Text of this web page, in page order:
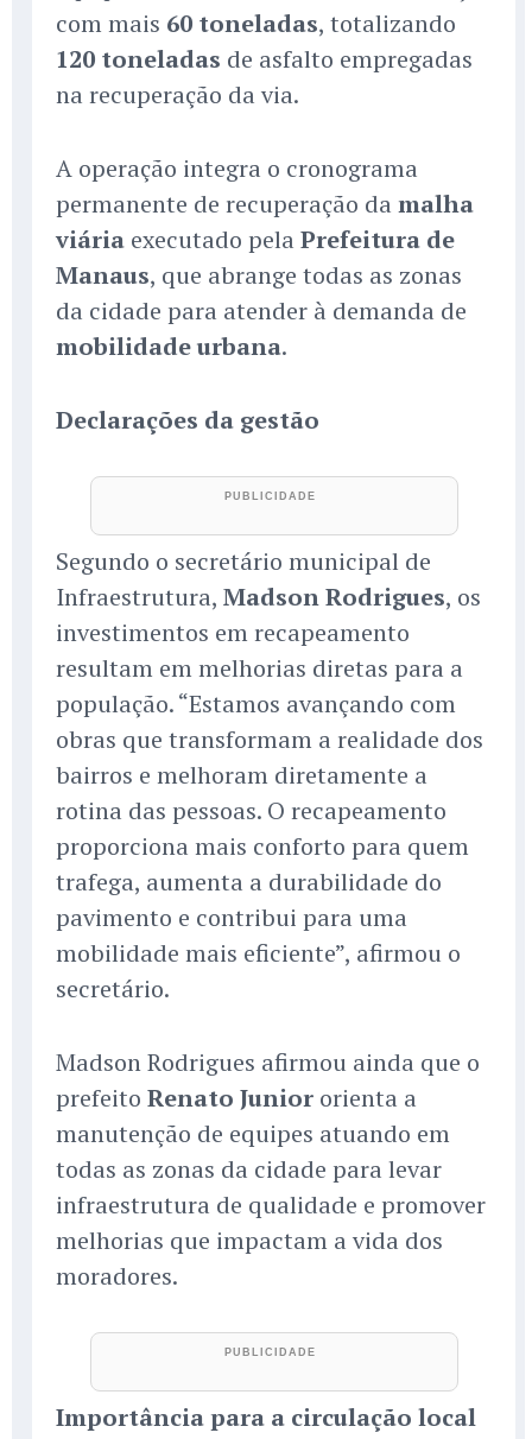
com mais 60 toneladas, totalizando
120 toneladas de asfalto empregadas
na recuperação da via.
A operação integra o cronograma
permanente de recuperação da malha
viária executado pela Prefeitura de
Manaus, que abrange todas as zonas
da cidade para atender à demanda de
mobilidade urbana.
Declarações da gestão
Segundo o secretário municipal de
Infraestrutura, Madson Rodrigues, os
investimentos em recapeamento
resultam em melhorias diretas para a
população. “Estamos avançando com
obras que transformam a realidade dos
bairros e melhoram diretamente a
rotina das pessoas. O recapeamento
proporciona mais conforto para quem
trafega, aumenta a durabilidade do
pavimento e contribui para uma
mobilidade mais eficiente”, afirmou o
secretário.
Madson Rodrigues afirmou ainda que o
prefeito Renato Junior orienta a
manutenção de equipes atuando em
todas as zonas da cidade para levar
infraestrutura de qualidade e promover
melhorias que impactam a vida dos
moradores.
Importância para a circulação local